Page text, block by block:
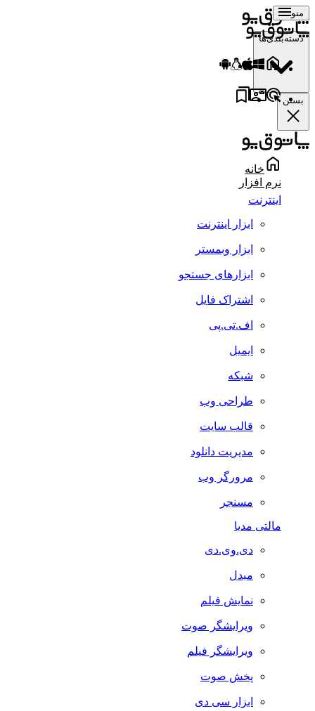
منو
دسته‌بندی‌ها
بستن
خانه
نرم افزار
اینترنت
ابزار اینترنت
ابزار وبمستر
ابزارهای جستجو
اشتراک فایل
اف.تی.پی
ایمیل
شبکه
طراحی وب
قالب سایت
مدیریت دانلود
مرورگر وب
مسنجر
مالتی مدیا
دی.وی.دی
مبدل
نمایش فیلم
ویرایشگر صوت
ویرایشگر فیلم
پخش صوت
ابزار سی دی